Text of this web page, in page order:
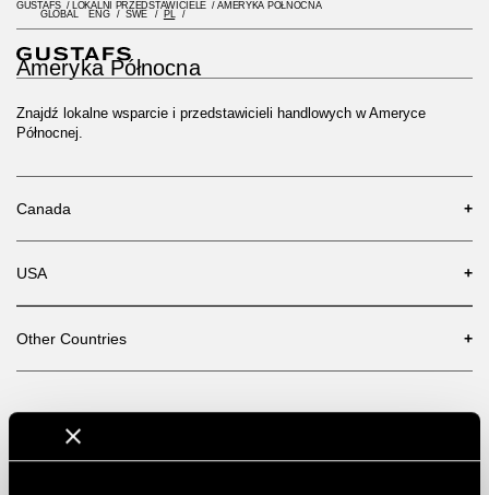
GLOBAL ENG SWE PL
GUSTAFS / LOKALNI PRZEDSTAWICIELE /AMERYKA PÓŁNOCNA
Ameryka Północna
Znajdź lokalne wsparcie i przedstawicieli handlowych w Ameryce
Północnej.
Canada +
USA +
Other Countries +